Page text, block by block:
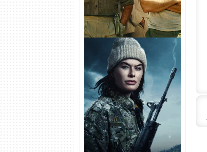
Balística Torrent (2025) WEB-
DL 1080p Dual Áudio